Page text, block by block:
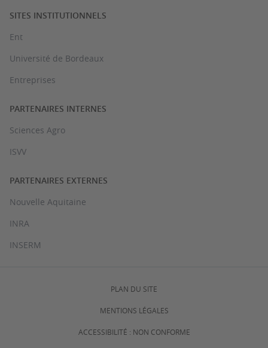
SITES INSTITUTIONNELS
Ent
Université de Bordeaux
Entreprises
PARTENAIRES INTERNES
Sciences Agro
ISVV
PARTENAIRES EXTERNES
Nouvelle Aquitaine
INRA
INSERM
PLAN DU SITE
MENTIONS LÉGALES
ACCESSIBILITÉ : NON CONFORME